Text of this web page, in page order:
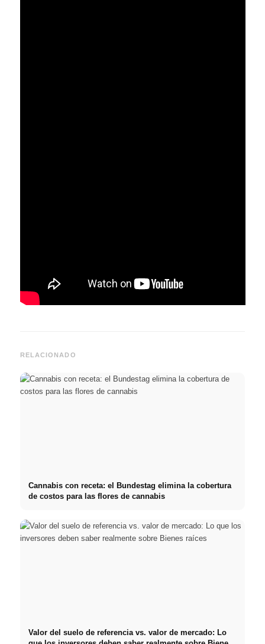
RELACIONADO
Cannabis con receta: el Bundestag elimina la cobertura
de costos para las flores de cannabis
Valor del suelo de referencia vs. valor de mercado: Lo